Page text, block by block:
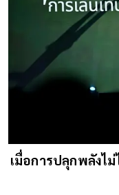
เมื่อการปลุกพลังไ